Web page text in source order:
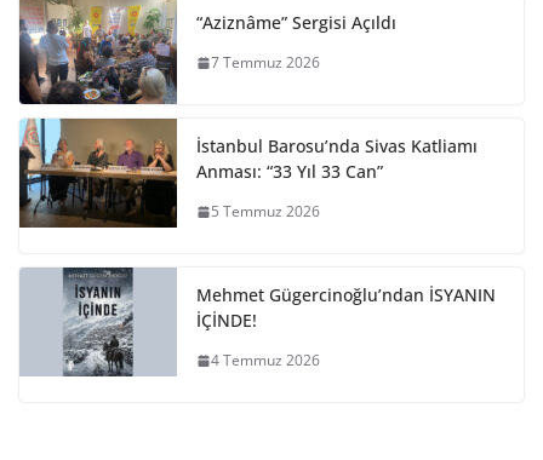
“Aziznâme” Sergisi Açıldı
7 Temmuz 2026
İstanbul Barosu’nda Sivas Katliamı
Anması: “33 Yıl 33 Can”
5 Temmuz 2026
Mehmet Gügercinoğlu’ndan İSYANIN
İÇİNDE!
4 Temmuz 2026